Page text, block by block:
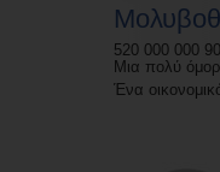
Μια πολύ
Ένα
Δυνατότητα
520 000 000